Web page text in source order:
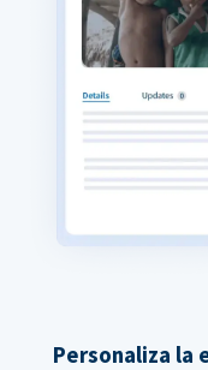
Personaliza la